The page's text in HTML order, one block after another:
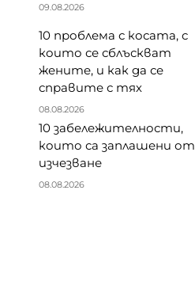
09.08.2026
10 проблема с косата, с
които се сблъскват
жените, и как да се
справите с тях
08.08.2026
10 забележителности,
които са заплашени от
изчезване
08.08.2026